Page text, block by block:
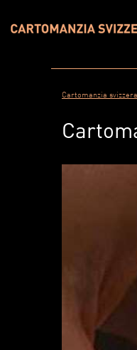
Cartomanzia svizzera